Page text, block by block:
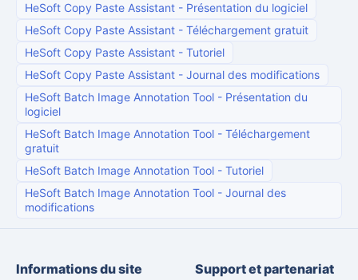
HeSoft Copy Paste Assistant - Présentation du logiciel
HeSoft Copy Paste Assistant - Téléchargement gratuit
HeSoft Copy Paste Assistant - Tutoriel
HeSoft Copy Paste Assistant - Journal des modifications
HeSoft Batch Image Annotation Tool - Présentation du
logiciel
HeSoft Batch Image Annotation Tool - Téléchargement
gratuit
HeSoft Batch Image Annotation Tool - Tutoriel
HeSoft Batch Image Annotation Tool - Journal des
modifications
Informations du site Support et partenariat